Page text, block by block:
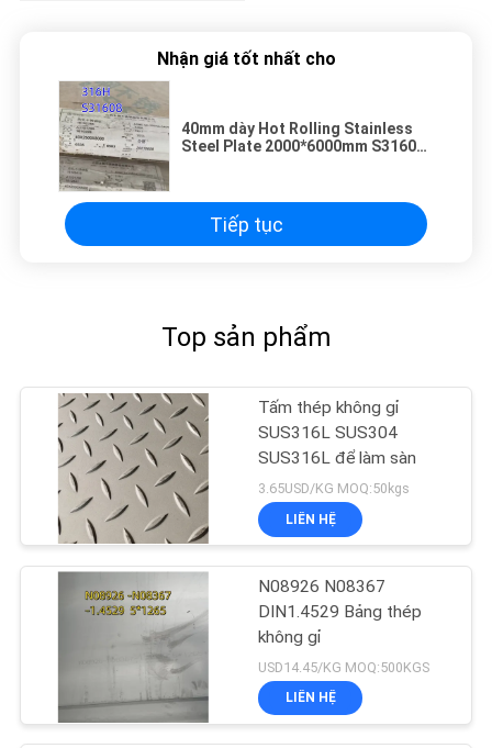
Nhận giá tốt nhất cho
40mm dày Hot Rolling Stainless
Steel Plate 2000*6000mm S31609
Tiếp tục
Top sản phẩm
Tấm thép không gỉ
SUS316L SUS304
SUS316L để làm sàn
3.65USD/KG MOQ:50kgs
LIÊN HỆ
N08926 N08367
DIN1.4529 Bảng thép
không gỉ
USD14.45/KG MOQ:500KGS
LIÊN HỆ